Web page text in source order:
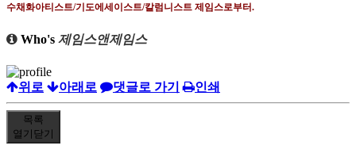
수채화아티스트/기도에세이스트/칼럼니스트 제임스로부터.
Who's 제임스앤제임스
위로 아래로 댓글로 가기 인쇄
목록
열기 닫기